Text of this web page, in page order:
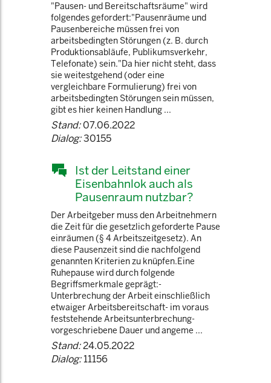
"Pausen- und Bereitschaftsräume" wird
folgendes gefordert:"Pausenräume und
Pausenbereiche müssen frei von
arbeitsbedingten Störungen (z. B. durch
Produktionsabläufe, Publikumsverkehr,
Telefonate) sein."Da hier nicht steht, dass
sie weitestgehend (oder eine
vergleichbare Formulierung) frei von
arbeitsbedingten Störungen sein müssen,
gibt es hier keinen Handlung ...
Stand:07.06.2022
Dialog:30155
Ist der Leitstand einer
Eisenbahnlok auch als
Pausenraum nutzbar?
Der Arbeitgeber muss den Arbeitnehmern
die Zeit für die gesetzlich geforderte Pause
einräumen (§ 4 Arbeitszeitgesetz). An
diese Pausenzeit sind die nachfolgend
genannten Kriterien zu knüpfen.Eine
Ruhepause wird durch folgende
Begriffsmerkmale geprägt:-
Unterbrechung der Arbeit einschließlich
etwaiger Arbeitsbereitschaft- im voraus
feststehende Arbeitsunterbrechung-
vorgeschriebene Dauer und angeme ...
Stand:24.05.2022
Dialog:11156